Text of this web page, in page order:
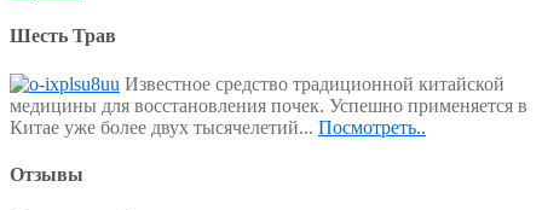
Шесть Трав
Известное средство традиционной китайской
медицины для восстановления почек. Успешно применяется в
Китае уже более двух тысячелетий... Посмотреть..
Отзывы